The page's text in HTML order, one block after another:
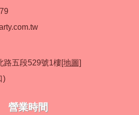
路五段529號1樓[地圖]
)
營業時間